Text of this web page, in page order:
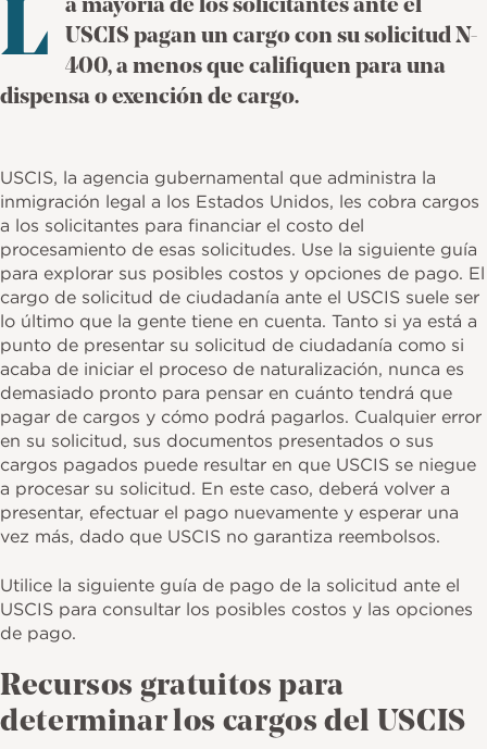
L
a mayoría de los solicitantes ante el
USCIS pagan un cargo con su solicitud N-
400, a menos que califiquen para una
dispensa o exención de cargo.
USCIS, la agencia gubernamental que administra la
inmigración legal a los Estados Unidos, les cobra cargos
a los solicitantes para financiar el costo del
procesamiento de esas solicitudes. Use la siguiente guía
para explorar sus posibles costos y opciones de pago. El
cargo de solicitud de ciudadanía ante el USCIS suele ser
lo último que la gente tiene en cuenta. Tanto si ya está a
punto de presentar su solicitud de ciudadanía como si
acaba de iniciar el proceso de naturalización, nunca es
demasiado pronto para pensar en cuánto tendrá que
pagar de cargos y cómo podrá pagarlos. Cualquier error
en su solicitud, sus documentos presentados o sus
cargos pagados puede resultar en que USCIS se niegue
a procesar su solicitud. En este caso, deberá volver a
presentar, efectuar el pago nuevamente y esperar una
vez más, dado que USCIS no garantiza reembolsos.
Utilice la siguiente guía de pago de la solicitud ante el
USCIS para consultar los posibles costos y las opciones
de pago.
Recursos gratuitos para
determinar los cargos del USCIS